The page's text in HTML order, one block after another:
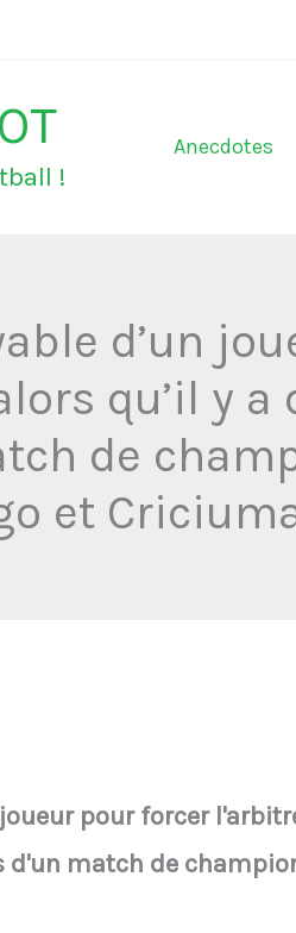
!
Anecdotes
d’un
qu’il y
de
et
pour forcer
match de